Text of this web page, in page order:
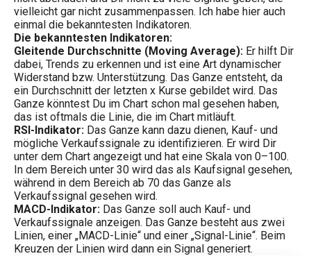
vielleicht gar nicht zusammenpassen. Ich habe hier auch
einmal die bekanntesten Indikatoren.
Die bekanntesten Indikatoren:
Gleitende Durchschnitte (Moving Average): Er hilft Dir
dabei, Trends zu erkennen und ist eine Art dynamischer
Widerstand bzw. Unterstützung. Das Ganze entsteht, da
ein Durchschnitt der letzten x Kurse gebildet wird. Das
Ganze könntest Du im Chart schon mal gesehen haben,
das ist oftmals die Linie, die im Chart mitläuft.
RSI-Indikator: Das Ganze kann dazu dienen, Kauf- und
mögliche Verkaufssignale zu identifizieren. Er wird Dir
unter dem Chart angezeigt und hat eine Skala von 0–100.
In dem Bereich unter 30 wird das als Kaufsignal gesehen,
während in dem Bereich ab 70 das Ganze als
Verkaufssignal gesehen wird.
MACD-Indikator: Das Ganze soll auch Kauf- und
Verkaufssignale anzeigen. Das Ganze besteht aus zwei
Linien, einer „MACD-Linie“ und einer „Signal-Linie“. Beim
Kreuzen der Linien wird dann ein Signal generiert.